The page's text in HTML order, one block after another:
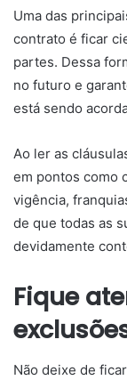
Uma das
contrato é ficar
partes. Dessa
no futuro e
está sendo
Ao ler as
em pontos como
vigência,
de que todas as
devidamente
Fique
Não deixe de